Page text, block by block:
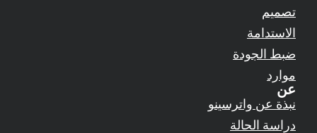
تصميم
الاستدامة
ضبط الجودة
موارد
عن
نبذة عن واترسينو
دراسة الحالة